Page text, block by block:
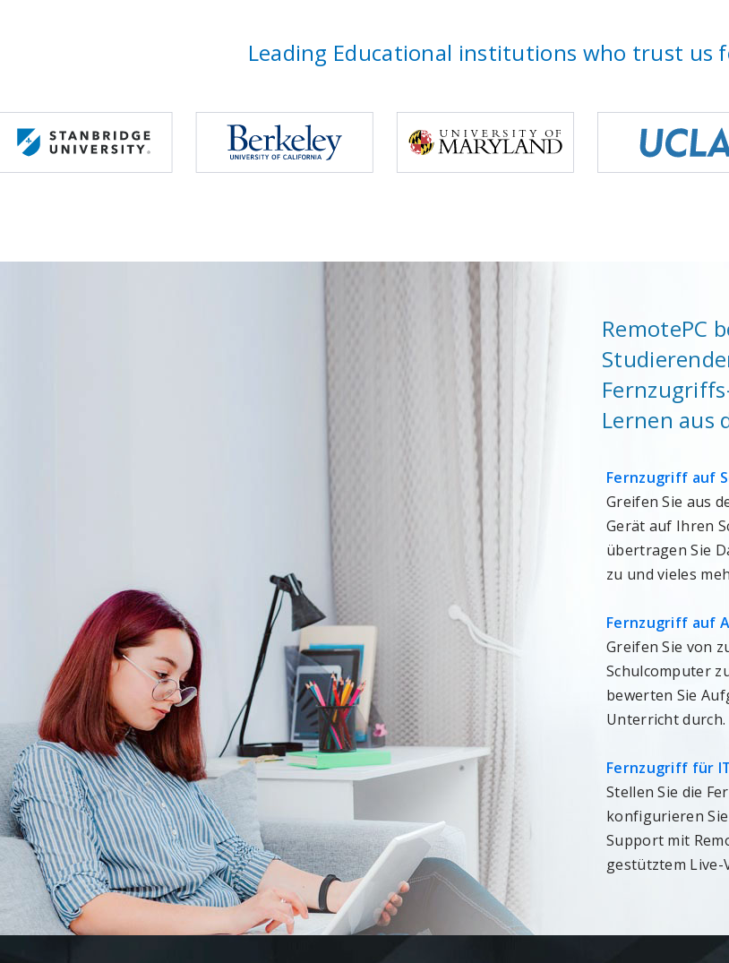
Leading Educational institutions who trust us
RemotePC
Lernen aus
Fernzugriff auf
Greifen Sie aus
Gerät auf Ihren
übertragen Sie
zu und vieles
Fernzugriff auf
Greifen Sie von
Schulcomputer
bewerten Sie
Unterricht durch.
Fernzugriff für
Stellen Sie die
konfigurieren
Support mit
gestütztem Live-